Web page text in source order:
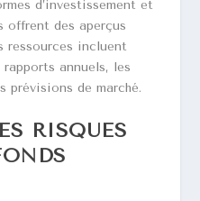
d’investissement et
offrent des aperçus
ressources incluent
annuels, les
prévisions de marché.
RISQUES